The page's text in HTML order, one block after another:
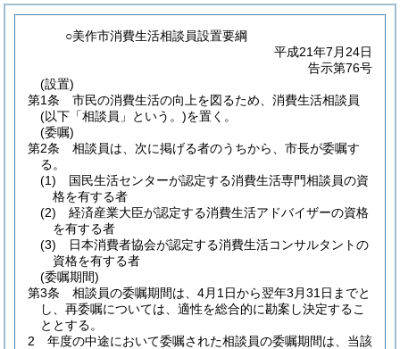
○美作市消費生活相談員設置要綱
平成21年7月24日
告示第76号
(設置)
第1条
市民の消費生活の向上を図るため、消費生活相談員
(以下「相談員」という。)を置く。
(委嘱)
第2条
相談員は、次に掲げる者のうちから、市長が委嘱す
る。
(1)
国民生活センターが認定する消費生活専門相談員の資
格を有する者
(2)
経済産業大臣が認定する消費生活アドバイザーの資格
を有する者
(3)
日本消費者協会が認定する消費生活コンサルタントの
資格を有する者
(委嘱期間)
第3条
相談員の委嘱期間は、4月1日から翌年3月31日までと
し、再委嘱については、適性を総合的に勘案し決定するこ
ととする。
2
年度の中途において委嘱された相談員の委嘱期間は、当該